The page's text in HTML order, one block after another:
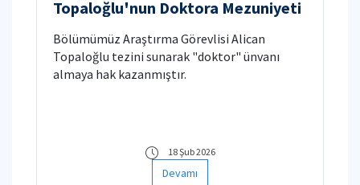
Topaloğlu'nun Doktora Mezuniyeti
Bölümümüz Araştırma Görevlisi Alican
Topaloğlu tezini sunarak "doktor" ünvanı
almaya hak kazanmıştır.
18 Şub 2026
Devamı